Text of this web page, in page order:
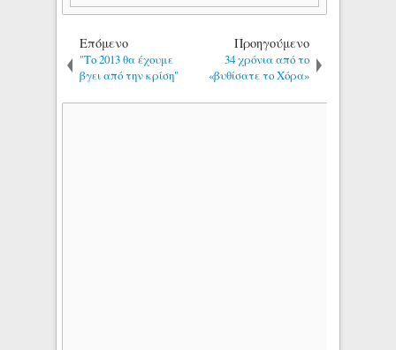
Επόμενο
"Το 2013 θα έχουμε
βγει από την κρίση"
Προηγούμενο
34 χρόνια από το
«βυθίσατε το Χόρα»